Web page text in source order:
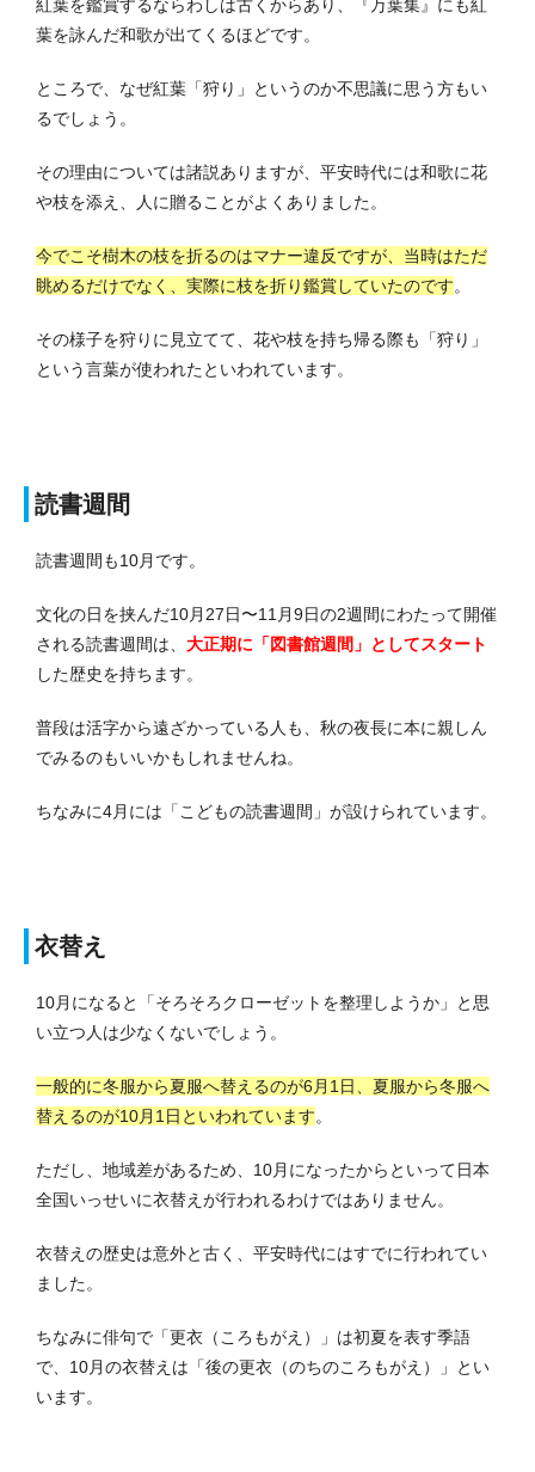
紅葉を鑑賞するならわしは古くからあり、『万葉集』にも紅
葉を詠んだ和歌が出てくるほどです。
ところで、なぜ紅葉「狩り」というのか不思議に思う方もい
るでしょう。
その理由については諸説ありますが、平安時代には和歌に花
や枝を添え、人に贈ることがよくありました。
今でこそ樹木の枝を折るのはマナー違反ですが、当時はただ
眺めるだけでなく、実際に枝を折り鑑賞していたのです。
その様子を狩りに見立てて、花や枝を持ち帰る際も「狩り」
という言葉が使われたといわれています。
読書週間
読書週間も10月です。
文化の日を挟んだ10月27日〜11月9日の2週間にわたって開催
される読書週間は、 大正期に「図書館週間」としてスタート
した歴史を持ちます。
普段は活字から遠ざかっている人も、秋の夜長に本に親しん
でみるのもいいかもしれませんね。
ちなみに4月には「こどもの読書週間」が設けられています。
衣替え
10月になると「そろそろクローゼットを整理しようか」と思
い立つ人は少なくないでしょう。
一般的に冬服から夏服へ替えるのが6月1日、夏服から冬服へ
替えるのが10月1日といわれています。
ただし、地域差があるため、10月になったからといって日本
全国いっせいに衣替えが行われるわけではありません。
衣替えの歴史は意外と古く、平安時代にはすでに行われてい
ました。
ちなみに俳句で「更衣（ころもがえ）」は初夏を表す季語
で、10月の衣替えは「後の更衣（のちのころもがえ）」とい
います。